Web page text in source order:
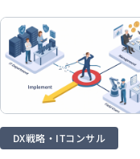
DX戦略・ITコンサル